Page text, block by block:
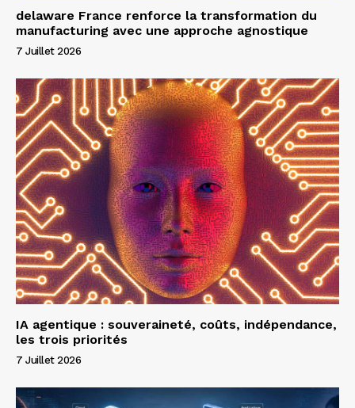
delaware France renforce la transformation du
manufacturing avec une approche agnostique
7 Juillet 2026
IA agentique : souveraineté, coûts, indépendance,
les trois priorités
7 Juillet 2026